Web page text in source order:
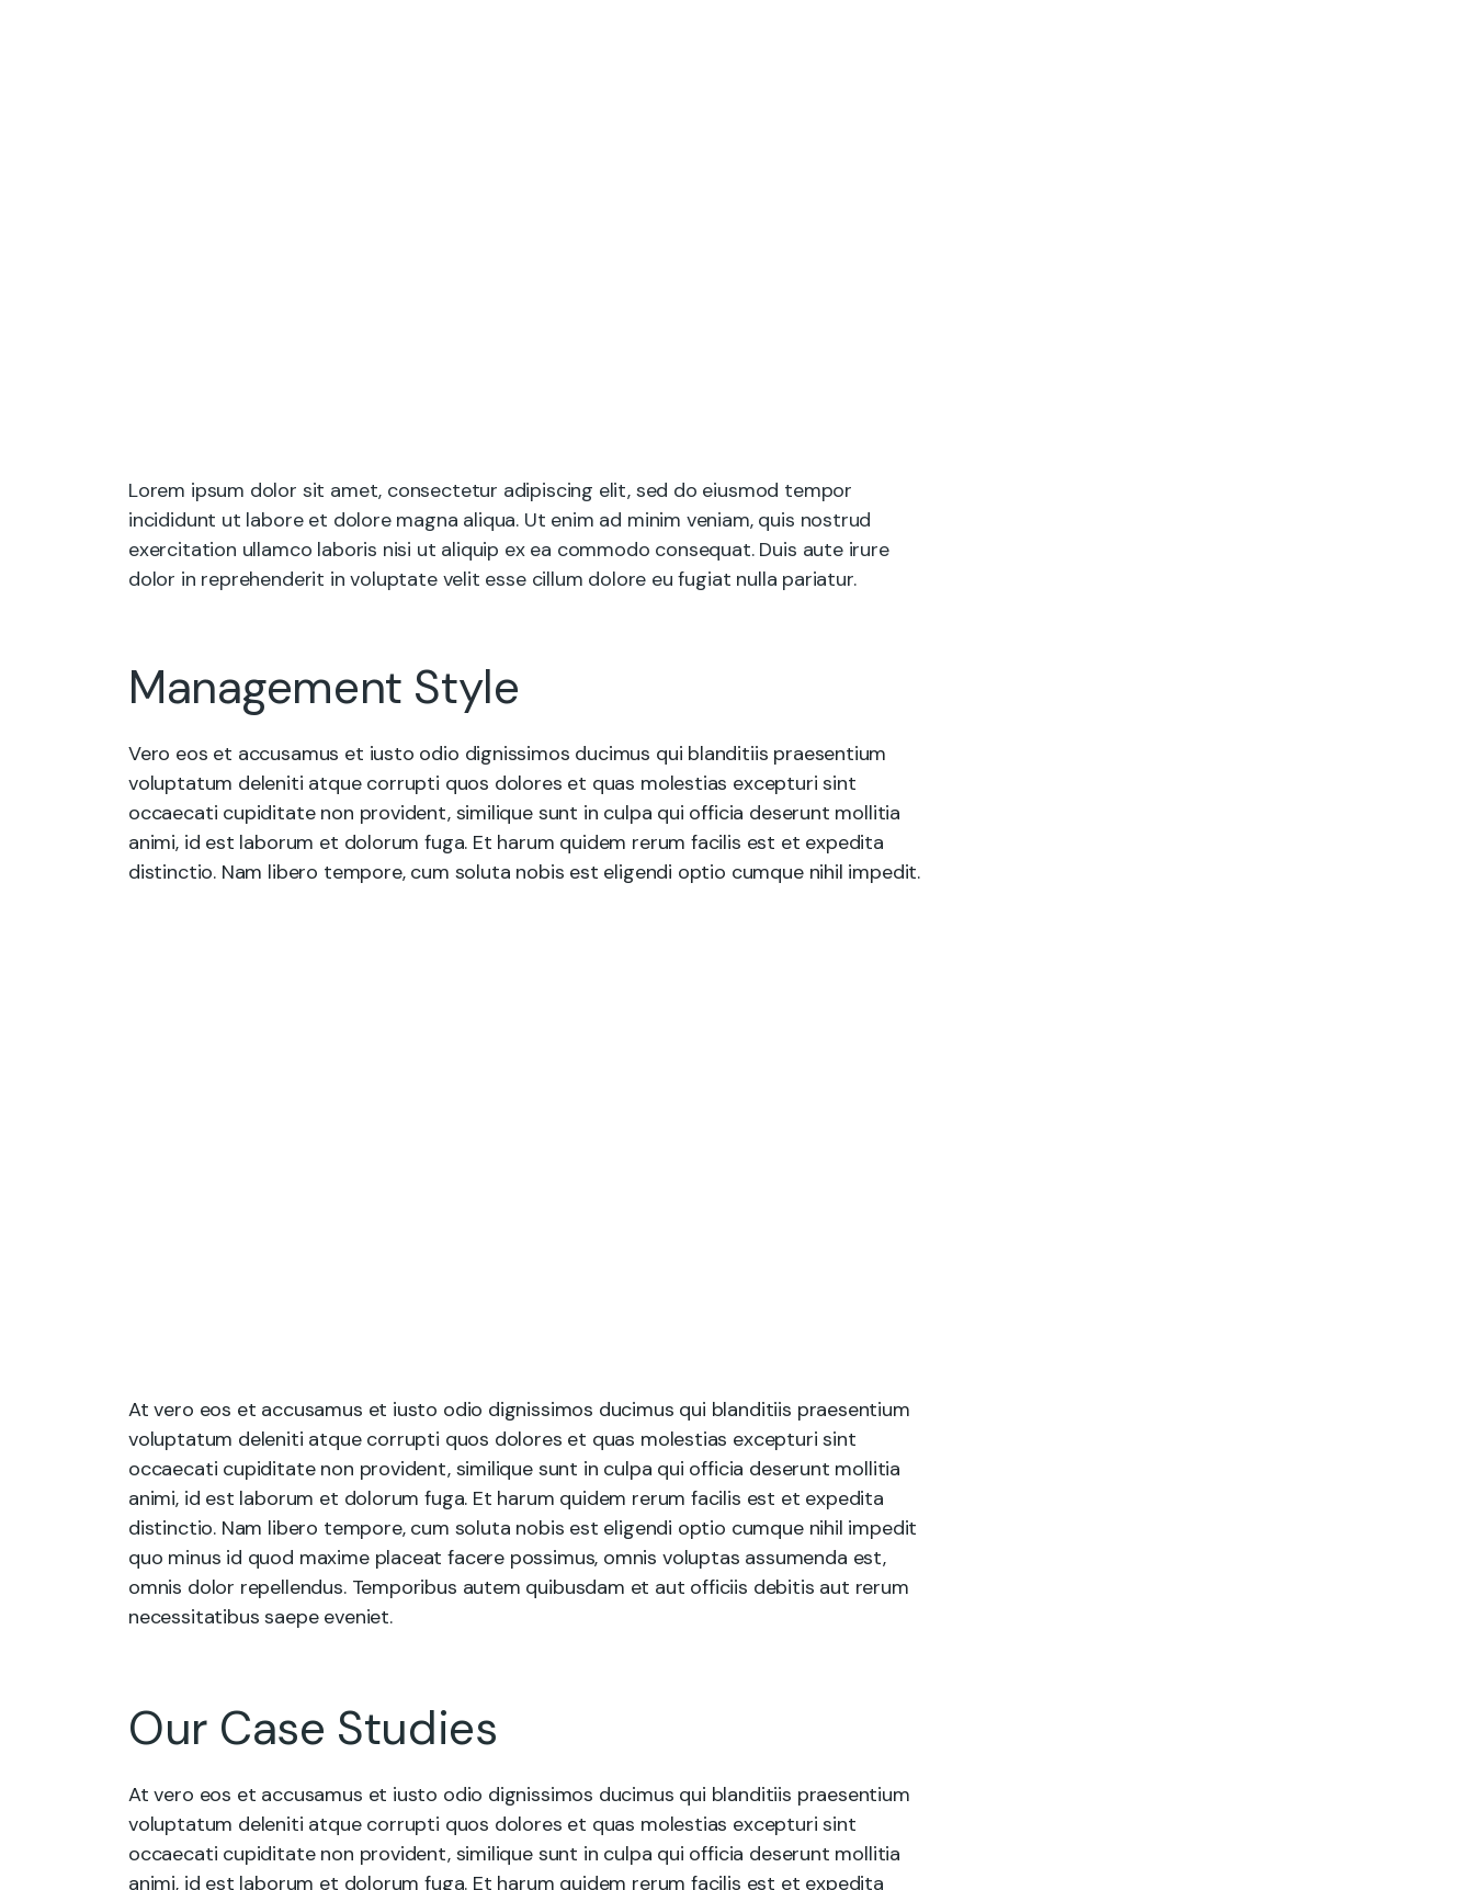
Lorem ipsum dolor sit amet, consectetur adipiscing elit, sed do eiusmod tempor
incididunt ut labore et dolore magna aliqua. Ut enim ad minim veniam, quis nostrud
exercitation ullamco laboris nisi ut aliquip ex ea commodo consequat. Duis aute irure
dolor in reprehenderit in voluptate velit esse cillum dolore eu fugiat nulla pariatur.
Management Style
Vero eos et accusamus et iusto odio dignissimos ducimus qui blanditiis praesentium
voluptatum deleniti atque corrupti quos dolores et quas molestias excepturi sint
occaecati cupiditate non provident, similique sunt in culpa qui officia deserunt mollitia
animi, id est laborum et dolorum fuga. Et harum quidem rerum facilis est et expedita
distinctio. Nam libero tempore, cum soluta nobis est eligendi optio cumque nihil impedit.
At vero eos et accusamus et iusto odio dignissimos ducimus qui blanditiis praesentium
voluptatum deleniti atque corrupti quos dolores et quas molestias excepturi sint
occaecati cupiditate non provident, similique sunt in culpa qui officia deserunt mollitia
animi, id est laborum et dolorum fuga. Et harum quidem rerum facilis est et expedita
distinctio. Nam libero tempore, cum soluta nobis est eligendi optio cumque nihil impedit
quo minus id quod maxime placeat facere possimus, omnis voluptas assumenda est,
omnis dolor repellendus. Temporibus autem quibusdam et aut officiis debitis aut rerum
necessitatibus saepe eveniet.
Our Case Studies
At vero eos et accusamus et iusto odio dignissimos ducimus qui blanditiis praesentium
voluptatum deleniti atque corrupti quos dolores et quas molestias excepturi sint
occaecati cupiditate non provident, similique sunt in culpa qui officia deserunt mollitia
animi, id est laborum et dolorum fuga. Et harum quidem rerum facilis est et expedita